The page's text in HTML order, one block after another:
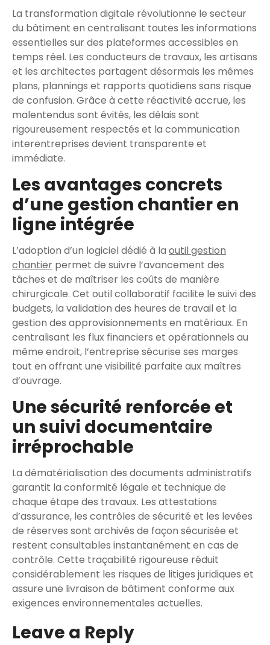
La transformation digitale révolutionne le secteur
du bâtiment en centralisant toutes les informations
essentielles sur des plateformes accessibles en
temps réel. Les conducteurs de travaux, les artisans
et les architectes partagent désormais les mêmes
plans, plannings et rapports quotidiens sans risque
de confusion. Grâce à cette réactivité accrue, les
malentendus sont évités, les délais sont
rigoureusement respectés et la communication
interentreprises devient transparente et
immédiate.
Les avantages concrets
d’une gestion chantier en
ligne intégrée
L’adoption d’un logiciel dédié à la outil gestion
chantier permet de suivre l’avancement des
tâches et de maîtriser les coûts de manière
chirurgicale. Cet outil collaboratif facilite le suivi des
budgets, la validation des heures de travail et la
gestion des approvisionnements en matériaux. En
centralisant les flux financiers et opérationnels au
même endroit, l’entreprise sécurise ses marges
tout en offrant une visibilité parfaite aux maîtres
d’ouvrage.
Une sécurité renforcée et
un suivi documentaire
irréprochable
La dématérialisation des documents administratifs
garantit la conformité légale et technique de
chaque étape des travaux. Les attestations
d’assurance, les contrôles de sécurité et les levées
de réserves sont archivés de façon sécurisée et
restent consultables instantanément en cas de
contrôle. Cette traçabilité rigoureuse réduit
considérablement les risques de litiges juridiques et
assure une livraison de bâtiment conforme aux
exigences environnementales actuelles.
Leave a Reply